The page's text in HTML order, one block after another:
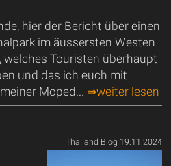
hier der Bericht über einen
im äussersten Westen
welches Touristen überhaupt
und das ich euch mit
Moped... ⇒weiter lesen
Thailand Blog 19.11.2024